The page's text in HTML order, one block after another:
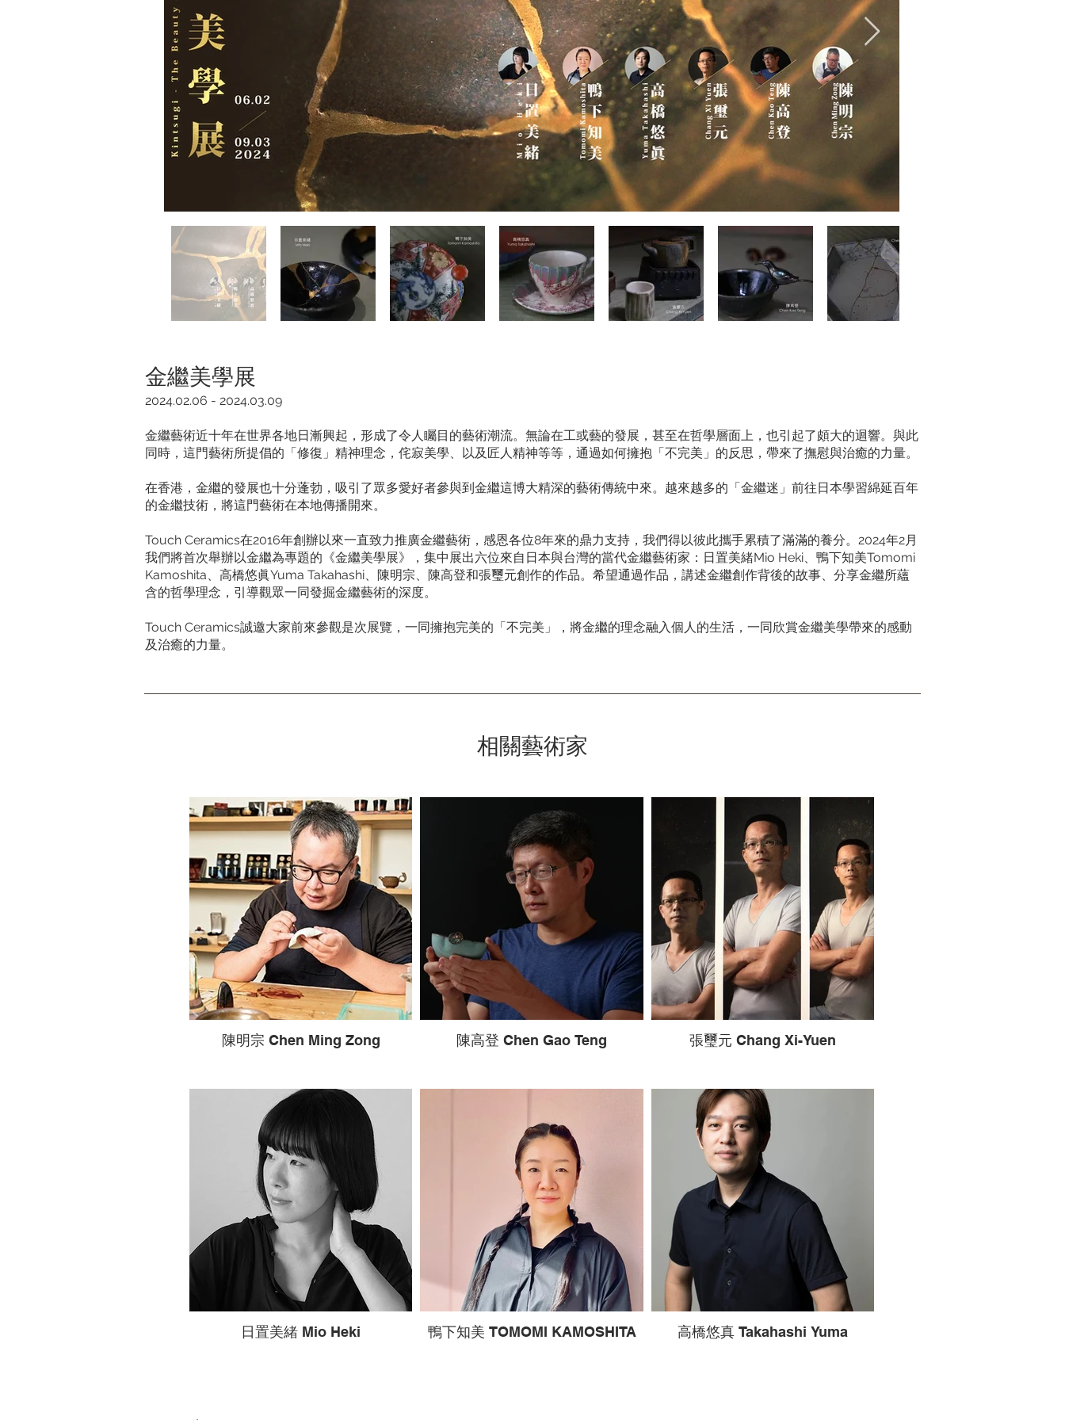
金繼美學展
2024.02.06 - 2024.03.09
金繼藝術近十年在世界各地日漸興起，形成了令人矚目的藝術潮流。無論在工或藝的發展，甚至在哲學層面上，也引起了頗大的迴響。與此
同時，這門藝術所提倡的「修復」精神理念，侘寂美學、以及匠人精神等等，通過如何擁抱「不完美」的反思，帶來了撫慰與治癒的力量。
在香港，金繼的發展也十分蓬勃，吸引了眾多愛好者參與到金繼這博大精深的藝術傳統中來。越來越多的「金繼迷」前往日本學習綿延百年
的金繼技術，將這門藝術在本地傳播開來。
Touch Ceramics在2016年創辦以來一直致力推廣金繼藝術，感恩各位8年來的鼎力支持，我們得以彼此攜手累積了滿滿的養分。2024年2月
我們將首次舉辦以金繼為專題的《金繼美學展》，集中展出六位來自日本與台灣的當代金繼藝術家：日置美緒Mio Heki、鴨下知美Tomomi
Kamoshita、高橋悠眞Yuma Takahashi、陳明宗、陳高登和張璽元創作的作品。希望通過作品，講述金繼創作背後的故事、分享金繼所蘊
含的哲學理念，引導觀眾一同發掘金繼藝術的深度。
Touch Ceramics誠邀大家前來參觀是次展覽，一同擁抱完美的「不完美」，將金繼的理念融入個人的生活，一同欣賞金繼美學帶來的感動
及治癒的力量。
相關藝術家
陳明宗 Chen Ming Zong 陳高登 Chen Gao Teng 張璽元 Chang Xi-Yuen
日置美緒 Mio Heki 鴨下知美 TOMOMI KAMOSHITA 高橋悠真 Takahashi Yuma